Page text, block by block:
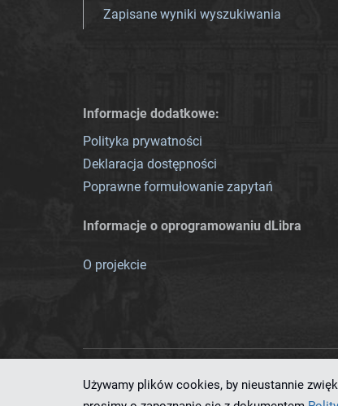
Zapisane wyniki wyszukiwania
Informacje dodatkowe:
Polityka prywatności
Deklaracja dostępności
Poprawne formułowanie zapytań
Informacje o oprogramowaniu dLibra
O projekcie
Ten serwis działa dzięki
Używamy plików cookies, by nieustannie